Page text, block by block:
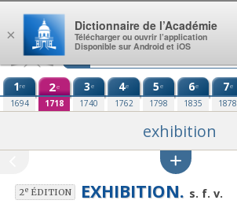
Aller au contenu
1re
1694
2e
1718
3e
1740
4e
1762
5e
1798
6e
1835
7e
1878
exhibition
2eÉDITION EXHIBITION. s. f. v.
×
Dictionnaire de l’Académie
Télécharger ou ouvrir l’application
Disponible sur Android et iOS